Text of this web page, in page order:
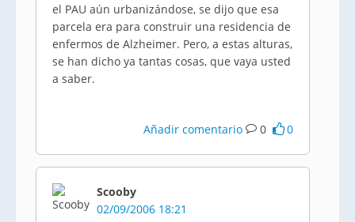
el PAU aún urbanizándose, se dijo que esa
parcela era para construir una residencia de
enfermos de Alzheimer. Pero, a estas alturas,
se han dicho ya tantas cosas, que vaya usted
a saber.
Añadir comentario 0 0
Scooby
02/09/2006 18:21